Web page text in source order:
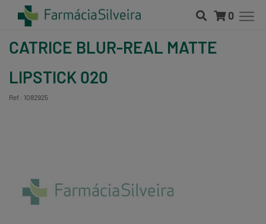
0
CATRICE BLUR-REAL MATTE
LIPSTICK 020
Ref.: 1082925